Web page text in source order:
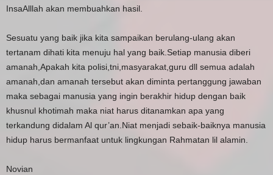
InsaAlllah akan membuahkan hasil.
Sesuatu yang baik jika kita sampaikan berulang-ulang akan
tertanam dihati kita menuju hal yang baik.Setiap manusia diberi
amanah,Apakah kita polisi,tni,masyarakat,guru dll semua adalah
amanah,dan amanah tersebut akan diminta pertanggung jawaban
maka sebagai manusia yang ingin berakhir hidup dengan baik
khusnul khotimah maka niat harus ditanamkan apa yang
terkandung didalam Al qur’an.Niat menjadi sebaik-baiknya manusia
hidup harus bermanfaat untuk lingkungan Rahmatan lil alamin.
Novian